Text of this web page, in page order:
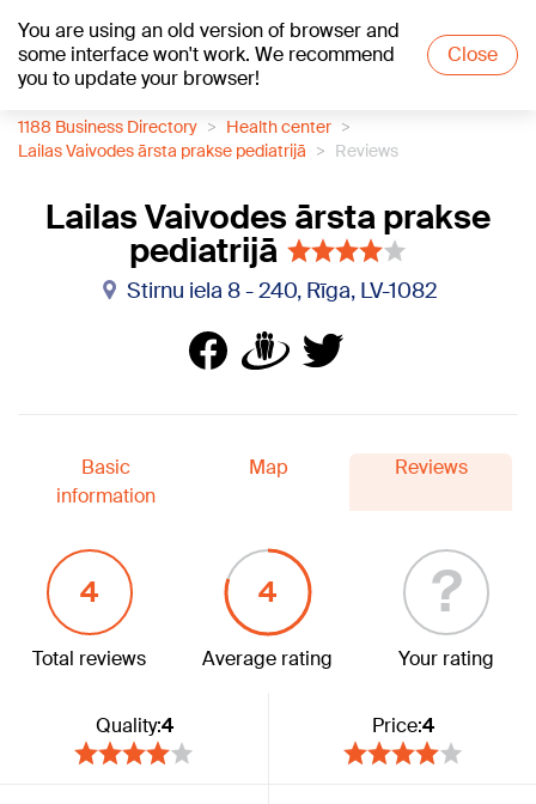
You are using an old version of browser and
some interface won't work. We recommend
you to update your browser!
Close
+18°C
1188 Business Directory
Health center
Lailas Vaivodes ārsta prakse pediatrijā
Reviews
Lailas Vaivodes ārsta prakse
pediatrijā
Stirnu iela 8 - 240, Rīga, LV-1082
Basic
information
Map Reviews
4
Total reviews
4
Average rating
?
Your rating
Quality:4 Price:4